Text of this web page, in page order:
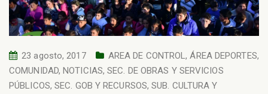
23 agosto, 2017 AREA DE CONTROL,ÁREA DEPORTES,
COMUNIDAD,NOTICIAS,SEC. DE OBRAS Y SERVICIOS
PÚBLICOS,SEC. GOB Y RECURSOS,SUB. CULTURA Y